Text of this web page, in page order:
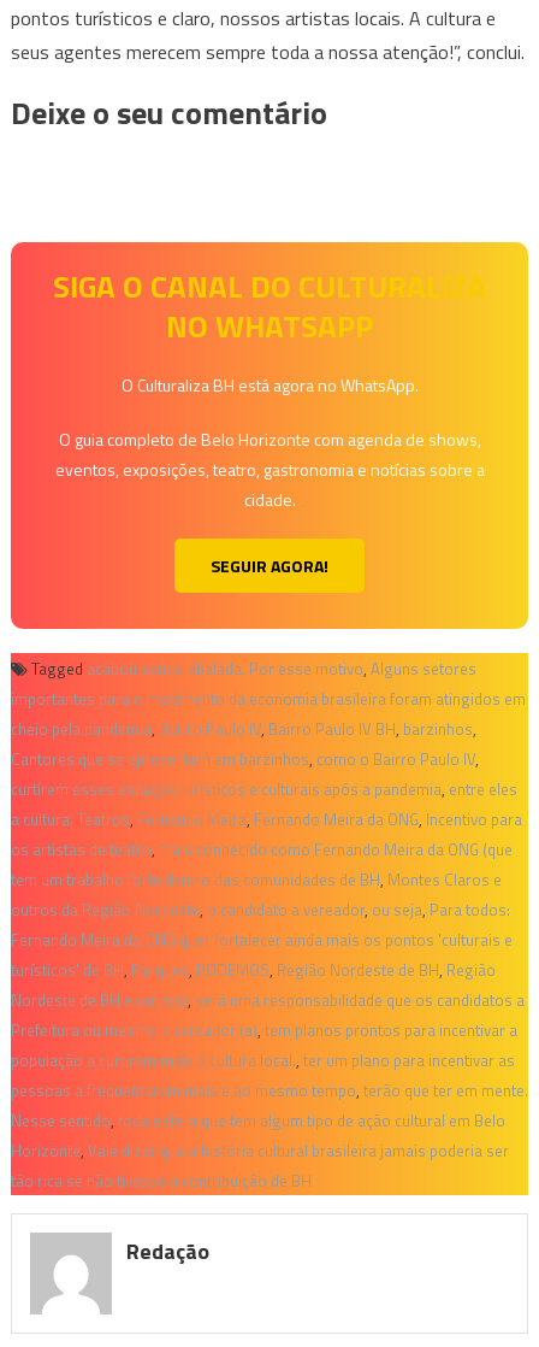
pontos turísticos e claro, nossos artistas locais. A cultura e
seus agentes merecem sempre toda a nossa atenção!”, conclui.
Deixe o seu comentário
SIGA O CANAL DO CULTURALIZA
NO WHATSAPP
O Culturaliza BH está agora no WhatsApp.
O guia completo de Belo Horizonte com agenda de shows,
eventos, exposições, teatro, gastronomia e notícias sobre a
cidade.
SEGUIR AGORA!
Tagged acabou sendo abalada. Por esse motivo, Alguns setores
importantes para o movimento da economia brasileira foram atingidos em
cheio pela pandemia, Bairro Paulo IV, Bairro Paulo IV BH, barzinhos,
Cantores que se apresentam em barzinhos, como o Bairro Paulo IV,
curtirem esses espaços turísticos e culturais após a pandemia, entre eles
a cultura. Teatros, Fernando Meira, Fernando Meira da ONG, Incentivo para
os artistas de teatro, mais conhecido como Fernando Meira da ONG (que
tem um trabalho forte dentro das comunidades de BH, Montes Claros e
outros da Região Nordeste, o candidato a vereador, ou seja, Para todos:
Fernando Meira da ONG quer fortalecer ainda mais os pontos 'culturais e
turísticos' de BH, Parques, PODEMOS, Região Nordeste de BH, Região
Nordeste de BH e outros), será uma responsabilidade que os candidatos a
Prefeitura ou mesmo a vereador (a), tem planos prontos para incentivar a
população a curtirem mais a cultura local., ter um plano para incentivar as
pessoas a frequentarem mais e ao mesmo tempo, terão que ter em mente.
Nesse sentido, toda esfera que tem algum tipo de ação cultural em Belo
Horizonte, Vale dizer que a história cultural brasileira jamais poderia ser
tão rica se não tivesse a contribuição de BH
Redação